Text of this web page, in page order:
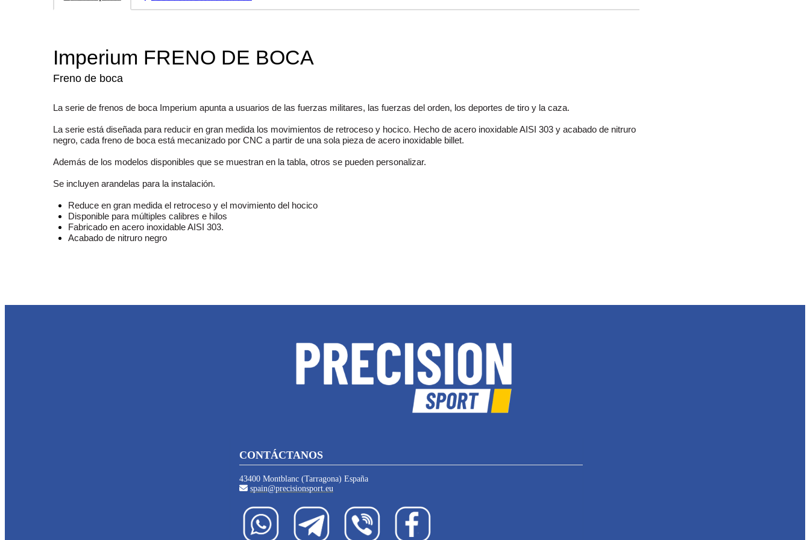
Imperium FRENO DE BOCA
Freno de boca
La serie de frenos de boca Imperium apunta a usuarios de las fuerzas militares, las fuerzas del orden, los deportes de tiro y la caza.
La serie está diseñada para reducir en gran medida los movimientos de retroceso y hocico. Hecho de acero inoxidable AISI 303 y acabado de nitruro
negro, cada freno de boca está mecanizado por CNC a partir de una sola pieza de acero inoxidable billet.
Además de los modelos disponibles que se muestran en la tabla, otros se pueden personalizar.
Se incluyen arandelas para la instalación.
Reduce en gran medida el retroceso y el movimiento del hocico
Disponible para múltiples calibres e hilos
Fabricado en acero inoxidable AISI 303.
Acabado de nitruro negro
CONTÁCTANOS
43400 Montblanc (Tarragona) España
spain@precisionsport.eu